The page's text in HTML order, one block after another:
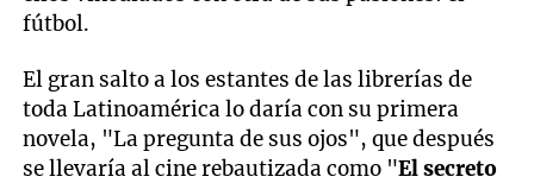
fútbol.
El gran salto a los estantes de las librerías de
toda Latinoamérica lo daría con su primera
novela, "La pregunta de sus ojos", que después
se llevaría al cine rebautizada como "El secreto